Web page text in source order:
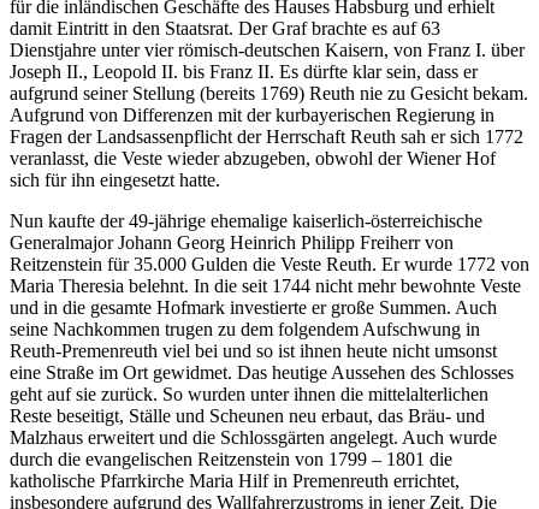
für die inländischen Geschäfte des Hauses Habsburg und erhielt
damit Eintritt in den Staatsrat. Der Graf brachte es auf 63
Dienstjahre unter vier römisch-deutschen Kaisern, von Franz I. über
Joseph II., Leopold II. bis Franz II. Es dürfte klar sein, dass er
aufgrund seiner Stellung (bereits 1769) Reuth nie zu Gesicht bekam.
Aufgrund von Differenzen mit der kurbayerischen Regierung in
Fragen der Landsassenpflicht der Herrschaft Reuth sah er sich 1772
veranlasst, die Veste wieder abzugeben, obwohl der Wiener Hof
sich für ihn eingesetzt hatte.
Nun kaufte der 49-jährige ehemalige kaiserlich-österreichische
Generalmajor Johann Georg Heinrich Philipp Freiherr von
Reitzenstein für 35.000 Gulden die Veste Reuth. Er wurde 1772 von
Maria Theresia belehnt. In die seit 1744 nicht mehr bewohnte Veste
und in die gesamte Hofmark investierte er große Summen. Auch
seine Nachkommen trugen zu dem folgendem Aufschwung in
Reuth-Premenreuth viel bei und so ist ihnen heute nicht umsonst
eine Straße im Ort gewidmet. Das heutige Aussehen des Schlosses
geht auf sie zurück. So wurden unter ihnen die mittelalterlichen
Reste beseitigt, Ställe und Scheunen neu erbaut, das Bräu- und
Malzhaus erweitert und die Schlossgärten angelegt. Auch wurde
durch die evangelischen Reitzenstein von 1799 – 1801 die
katholische Pfarrkirche Maria Hilf in Premenreuth errichtet,
insbesondere aufgrund des Wallfahrerzustroms in jener Zeit. Die